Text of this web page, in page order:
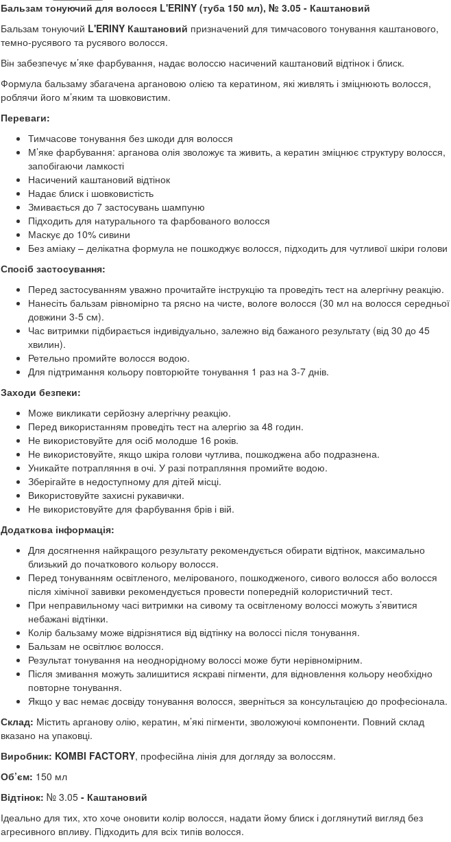
Бальзам тонуючий для волосся L'ERINY (туба 150 мл), № 3.05 - Каштановий
Бальзам тонуючий L'ERINY Каштановий призначений для тимчасового тонування каштанового,
темно-русявого та русявого волосся.
Він забезпечує м’яке фарбування, надає волоссю насичений каштановий відтінок і блиск.
Формула бальзаму збагачена аргановою олією та кератином, які живлять і зміцнюють волосся,
роблячи його м’яким та шовковистим.
Переваги:
Тимчасове тонування без шкоди для волосся
М’яке фарбування: арганова олія зволожує та живить, а кератин зміцнює структуру волосся,
запобігаючи ламкості
Насичений каштановий відтінок
Надає блиск і шовковистість
Змивається до 7 застосувань шампуню
Підходить для натурального та фарбованого волосся
Маскує до 10% сивини
Без аміаку – делікатна формула не пошкоджує волосся, підходить для чутливої шкіри голови
Спосіб застосування:
Перед застосуванням уважно прочитайте інструкцію та проведіть тест на алергічну реакцію.
Нанесіть бальзам рівномірно та рясно на чисте, вологе волосся (30 мл на волосся середньої
довжини 3-5 см).
Час витримки підбирається індивідуально, залежно від бажаного результату (від 30 до 45
хвилин).
Ретельно промийте волосся водою.
Для підтримання кольору повторюйте тонування 1 раз на 3-7 днів.
Заходи безпеки:
Може викликати серйозну алергічну реакцію.
Перед використанням проведіть тест на алергію за 48 годин.
Не використовуйте для осіб молодше 16 років.
Не використовуйте, якщо шкіра голови чутлива, пошкоджена або подразнена.
Уникайте потрапляння в очі. У разі потрапляння промийте водою.
Зберігайте в недоступному для дітей місці.
Використовуйте захисні рукавички.
Не використовуйте для фарбування брів і вій.
Додаткова інформація:
Для досягнення найкращого результату рекомендується обирати відтінок, максимально
близький до початкового кольору волосся.
Перед тонуванням освітленого, мелірованого, пошкодженого, сивого волосся або волосся
після хімічної завивки рекомендується провести попередній колористичний тест.
При неправильному часі витримки на сивому та освітленому волоссі можуть з’явитися
небажані відтінки.
Колір бальзаму може відрізнятися від відтінку на волоссі після тонування.
Бальзам не освітлює волосся.
Результат тонування на неоднорідному волоссі може бути нерівномірним.
Після змивання можуть залишитися яскраві пігменти, для відновлення кольору необхідно
повторне тонування.
Якщо у вас немає досвіду тонування волосся, зверніться за консультацією до професіонала.
Склад: Містить арганову олію, кератин, м’які пігменти, зволожуючі компоненти. Повний склад
вказано на упаковці.
Виробник: KOMBI FACTORY, професійна лінія для догляду за волоссям.
Об’єм: 150 мл
Відтінок: № 3.05 - Каштановий
Ідеально для тих, хто хоче оновити колір волосся, надати йому блиск і доглянутий вигляд без
агресивного впливу. Підходить для всіх типів волосся.